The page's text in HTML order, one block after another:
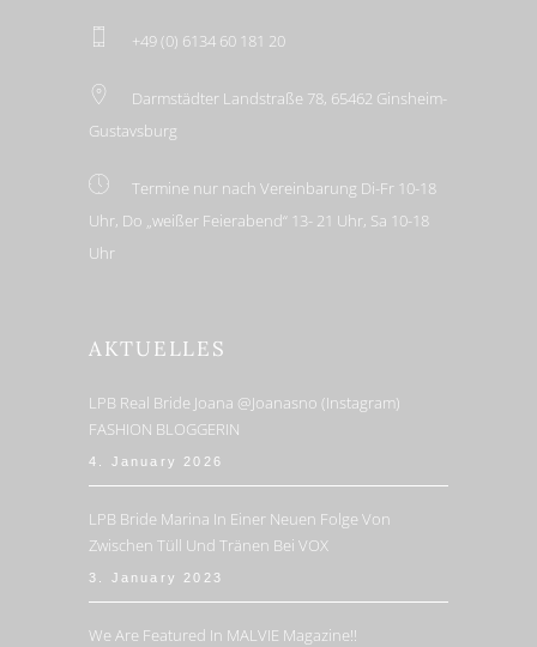
+49 (0) 6134 60 181 20
Darmstädter Landstraße 78, 65462 Ginsheim-
Gustavsburg
Termine nur nach Vereinbarung Di-Fr 10-18
Uhr, Do „weißer Feierabend“ 13- 21 Uhr, Sa 10-18
Uhr
AKTUELLES
LPB Real Bride Joana @joanasno (Instagram)
FASHION BLOGGERIN
4. January 2026
LPB Bride Marina In Einer Neuen Folge Von
Zwischen Tüll Und Tränen Bei VOX
3. January 2023
We Are Featured In MALVIE Magazine!!